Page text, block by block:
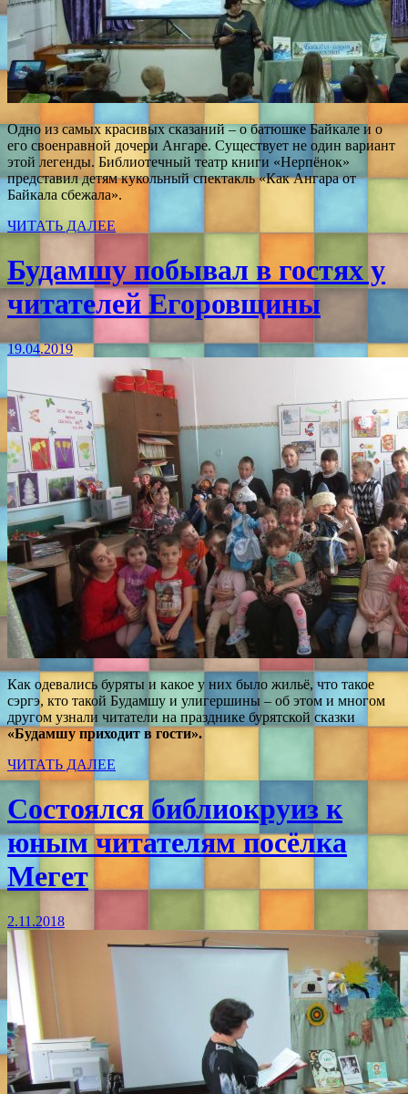
Одно из самых красивых сказаний – о батюшке Байкале и о
его своенравной дочери Ангаре. Существует не один вариант
этой легенды. Библиотечный театр книги «Нерпёнок»
представил детям кукольный спектакль «Как Ангара от
Байкала сбежала».
ЧИТАТЬ ДАЛЕЕ
Будамшу побывал в гостях у
читателей Егоровщины
19.04.2019
Как одевались буряты и какое у них было жильё, что такое
сэргэ, кто такой Будамшу и улигершины – об этом и многом
другом узнали читатели на празднике бурятской сказки
«Будамшу приходит в гости».
ЧИТАТЬ ДАЛЕЕ
Состоялся библиокруиз к
юным читателям посёлка
Мегет
2.11.2018